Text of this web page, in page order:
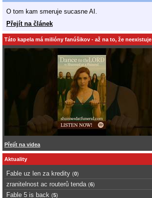
O tom kam smeruje sucasne AI.
Přejít na článek
Táto kapela má milióny fanúšikov - až na to, že neexistuje
Přejít na videa
Aktuality
Fable uz len za kredity (0)
zranitelnost ac routerů tenda (6)
Fable 5 is back (5)